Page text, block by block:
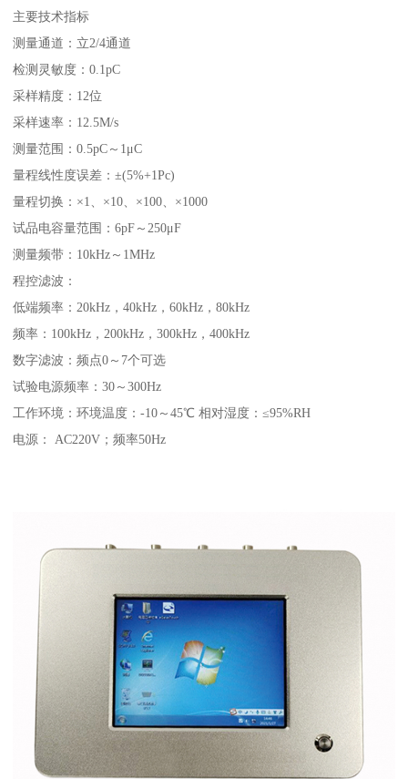
主要技术指标
测量通道：立2/4通道
检测灵敏度：0.1pC
采样精度：12位
采样速率：12.5M/s
测量范围：0.5pC～1μC
量程线性度误差：±(5%+1Pc)
量程切换：×1、×10、×100、×1000
试品电容量范围：6pF～250μF
测量频带：10kHz～1MHz
程控滤波：
低端频率：20kHz，40kHz，60kHz，80kHz
频率：100kHz，200kHz，300kHz，400kHz
数字滤波：频点0～7个可选
试验电源频率：30～300Hz
工作环境：环境温度：-10～45℃ 相对湿度：≤95%RH
电源： AC220V；频率50Hz